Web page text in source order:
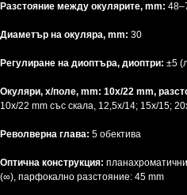
Разстояние между окулярите, mm:
Диаметър на окуляра, mm: 30
Регулиране на диоптъра, диоптри: ±5
Окуляри, x/поле, mm: 10х/22 mm,
10x/22 mm със скала, 12,5x/14; 15x/15;
Револверна глава: 5 обектива
Оптична конструкция:
(∞), парфокално разстояние: 45 mm